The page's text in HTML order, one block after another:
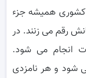
کشوری همیشه جزء
رقم می زنند. در
انجام می شود.
۴ سال انجام می شود و هر نامزدی